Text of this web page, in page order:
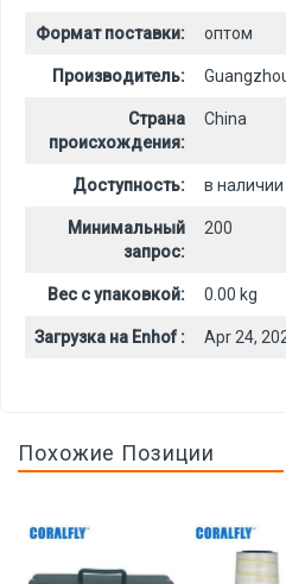
Формат поставки: оптом
Производитель:
Страна
происхождения:
China
Доступность: в наличии
Минимальный
запрос:
200
Вес с упаковкой: 0.00 kg
Загрузка на Enhof : Apr 24,
Похожие Позиции